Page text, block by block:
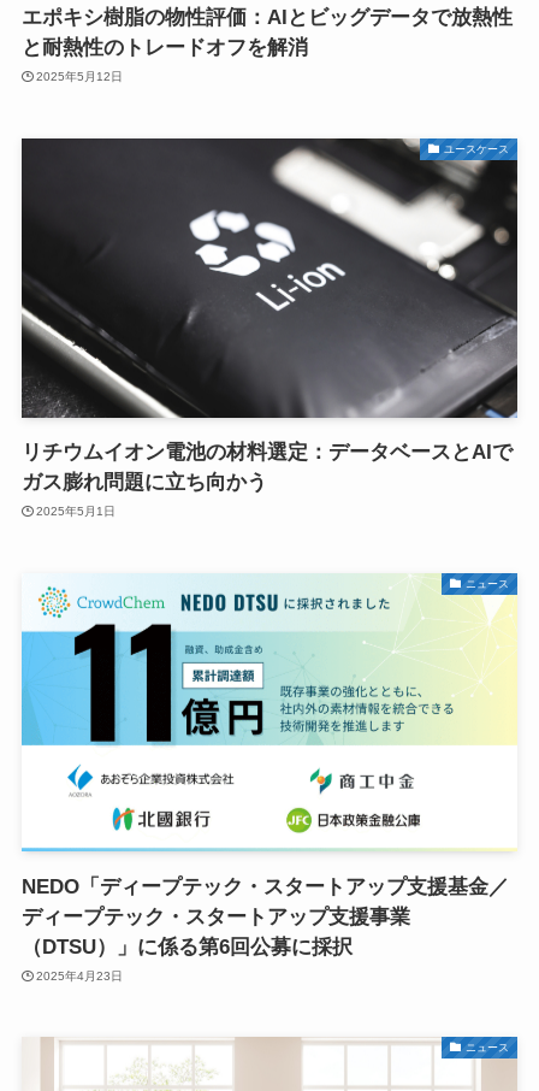
エポキシ樹脂の物性評価：AIとビッグデータで放熱性
と耐熱性のトレードオフを解消
2025年5月12日
ユースケース
リチウムイオン電池の材料選定：データベースとAIで
ガス膨れ問題に立ち向かう
2025年5月1日
ニュース
NEDO「ディープテック・スタートアップ支援基金／
ディープテック・スタートアップ支援事業
（DTSU）」に係る第6回公募に採択
2025年4月23日
ニュース